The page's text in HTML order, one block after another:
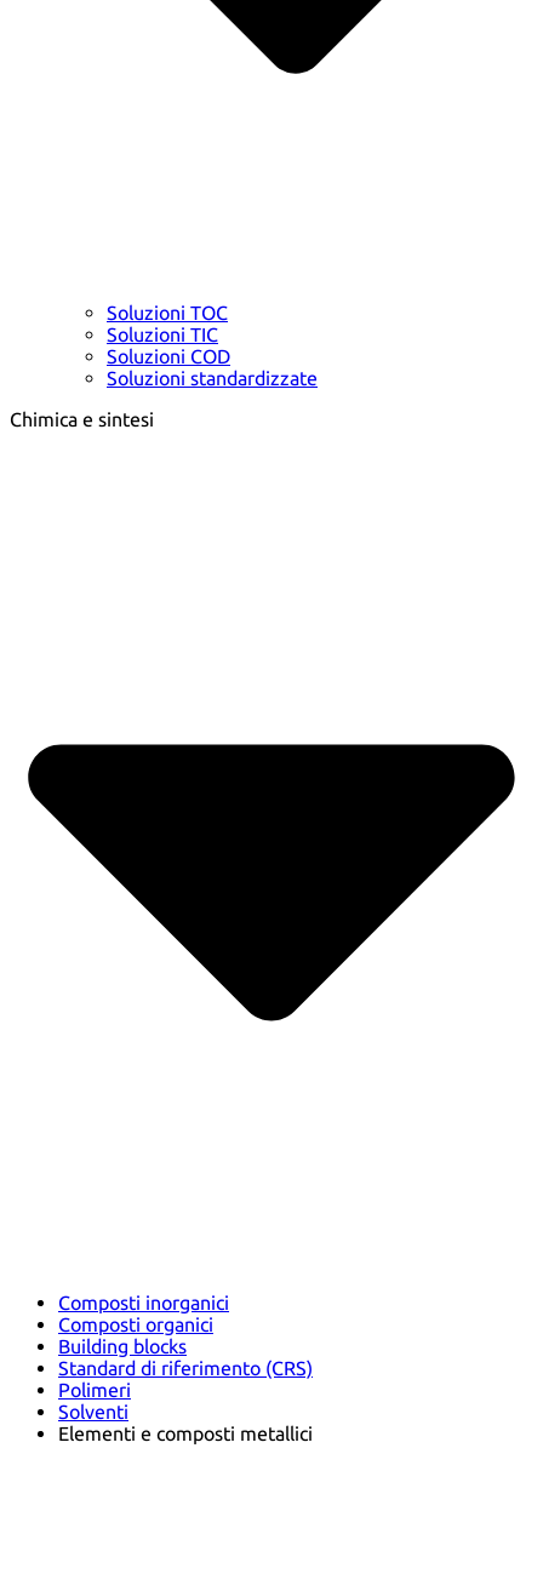
Soluzioni TOC
Soluzioni TIC
Soluzioni COD
Soluzioni standardizzate
Chimica e sintesi
Composti inorganici
Composti organici
Building blocks
Standard di riferimento (CRS)
Polimeri
Solventi
Elementi e composti metallici